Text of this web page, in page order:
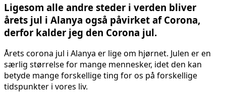
Ligesom alle andre steder i verden bliver
årets jul i Alanya også påvirket af Corona,
derfor kalder jeg den Corona jul.
Årets corona jul i Alanya er lige om hjørnet. Julen er en
særlig størrelse for mange mennesker, idet den kan
betyde mange forskellige ting for os på forskellige
tidspunkter i vores liv.